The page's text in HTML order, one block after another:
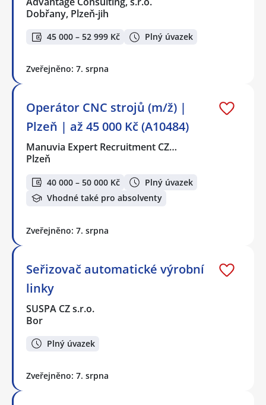
Dobřany, Plzeň-jih
45 000 – 52 999 Kč Plný úvazek
Zveřejněno: 7. srpna
Operátor CNC strojů (m/ž) |
Plzeň | až 45 000 Kč (A10484)
Manuvia Expert Recruitment CZ…
Plzeň
40 000 – 50 000 Kč
Plný úvazek
Vhodné také pro absolventy
Zveřejněno: 7. srpna
Seřizovač automatické výrobní
linky
SUSPA CZ s.r.o.
Bor
Plný úvazek
Zveřejněno: 7. srpna